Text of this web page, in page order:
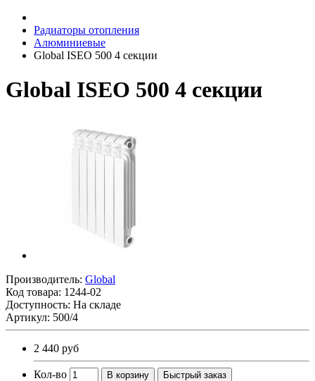
Радиаторы отопления
Алюминиевые
Global ISEO 500 4 секции
Global ISEO 500 4 секции
Производитель: Global
Код товара: 1244-02
Доступность: На складе
Артикул: 500/4
2 440 руб
Кол-во В корзину Быстрый заказ